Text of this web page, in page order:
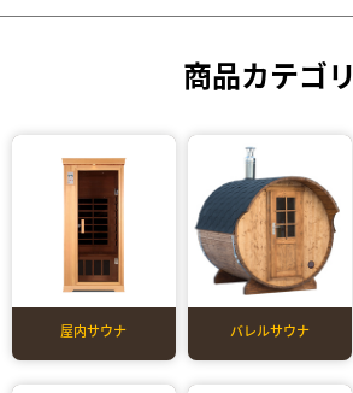
商品カテゴリ
屋内サウナ バレルサウナ